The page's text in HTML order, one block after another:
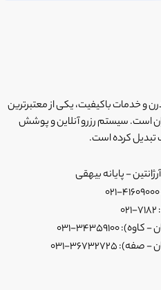
و خدمات باکیفیت، یکی از معتبرترین
است. سیستم رزرو آنلاین و پوشش
تبدیل کرده است.
- پایانه بیهقی
031
031